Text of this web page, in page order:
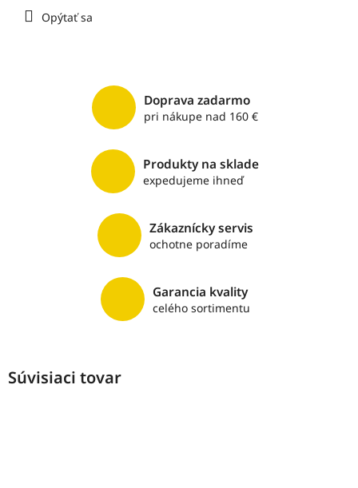
Opýtať sa
Doprava zadarmo
pri nákupe nad 160 €
Produkty na sklade
expedujeme ihneď
Zákaznícky servis
ochotne poradíme
Garancia kvality
celého sortimentu
Súvisiaci tovar